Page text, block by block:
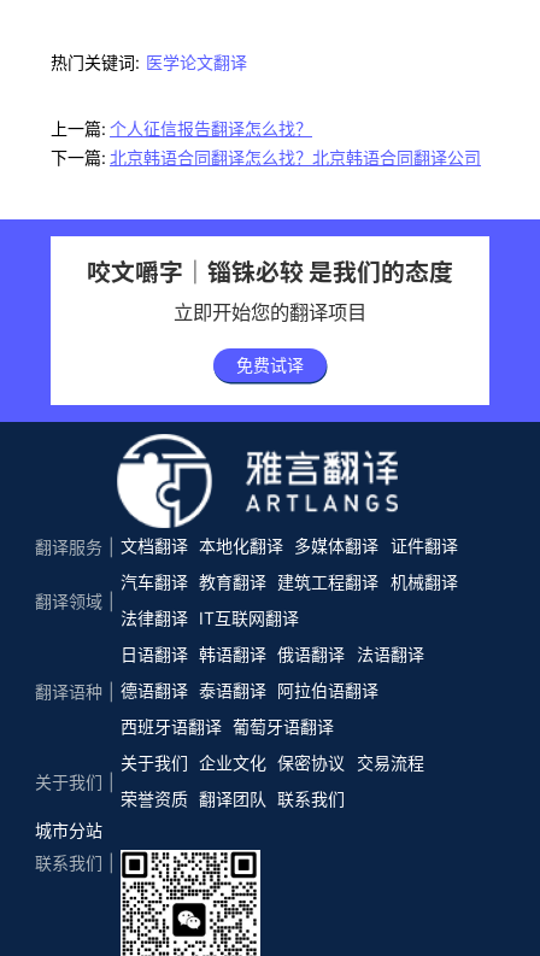
热门关键词: 医学论文翻译
上一篇: 个人征信报告翻译怎么找？
下一篇: 北京韩语合同翻译怎么找？北京韩语合同翻译公司
咬文嚼字｜锱铢必较 是我们的态度
立即开始您的翻译项目
免费试译
翻译服务 文档翻译 本地化翻译 多媒体翻译 证件翻译
翻译领域
汽车翻译 教育翻译 建筑工程翻译 机械翻译
法律翻译
IT互联网翻译
翻译语种
日语翻译 韩语翻译 俄语翻译
法语翻译
德语翻译 泰语翻译 阿拉伯语翻译
西班牙语翻译 葡萄牙语翻译
关于我们
关于我们 企业文化 保密协议
交易流程
荣誉资质 翻译团队
联系我们
城市分站
联系我们